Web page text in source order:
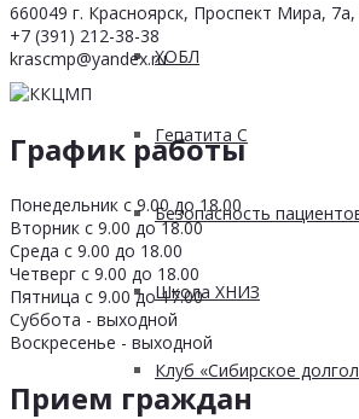
ХОБЛ
Гепатита С
Безопасность
Школа ХНИЗ
Клуб «Сибирское
660049 г. Красноярск, Проспект Мира,
+7 (391) 212-38-38
krascmp@yandex.ru
График работы
Понедельник с 9.00 до 18.00
Вторник с 9.00 до 18.00
Среда с 9.00 до 18.00
Четверг с 9.00 до 18.00
Пятница с 9.00 до 17.00
Суббота - выходной
Воскресенье - выходной
Прием граждан